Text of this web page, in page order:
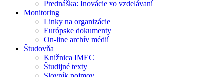
Prednáška: Inovácie vo vzdelávaní
Monitoring
Linky na organizácie
Európske dokumenty
On-line archív médií
Študovňa
Knižnica IMEC
Študijné texty
Slovník pojmov